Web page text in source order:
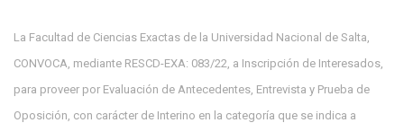
La Facultad de Ciencias Exactas de la Universidad Nacional de Salta,
CONVOCA, mediante RESCD-EXA: 083/22, a Inscripción de Interesados,
para proveer por Evaluación de Antecedentes, Entrevista y Prueba de
Oposición, con carácter de Interino en la categoría que se indica a